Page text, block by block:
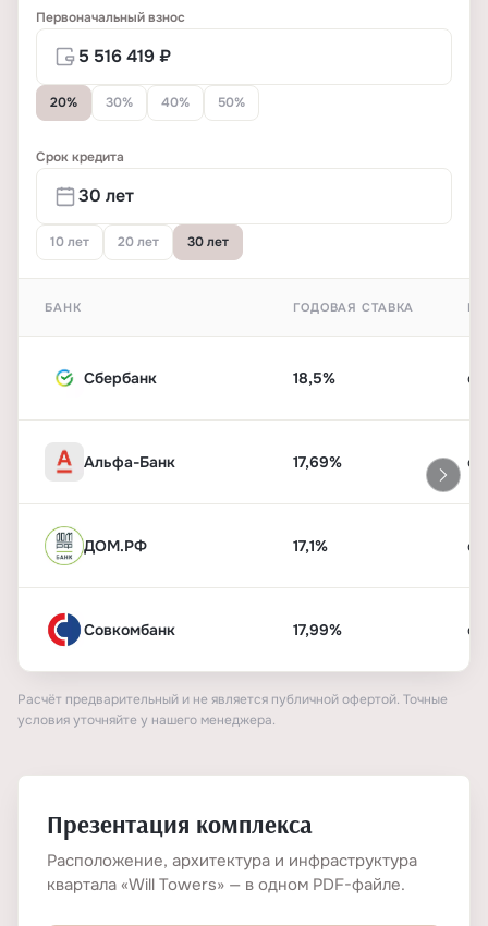
Первоначальный взнос
20% 30% 40% 50%
Срок кредита
10 лет 20 лет 30 лет
БАНК ГОДОВАЯ СТАВКА
Сбербанк 18,5%
Альфа-Банк 17,69%
ДОМ.РФ 17,1% от
Совкомбанк 17,99% от
Расчёт предварительный и не является публичной офертой. Точные
условия уточняйте у нашего менеджера.
Презентация комплекса
Расположение, архитектура и инфраструктура
квартала «Will Towers» — в одном PDF-файле.